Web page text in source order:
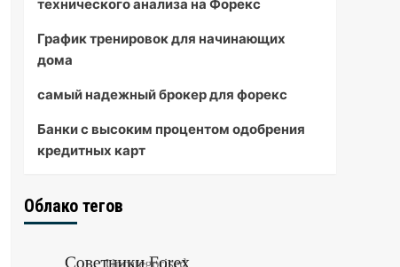
технического анализа на Форекс
График тренировок для начинающих
дома
самый надежный брокер для форекс
Банки с высоким процентом одобрения
кредитных карт
Облако тегов